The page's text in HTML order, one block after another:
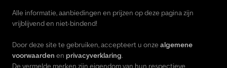
Alle informatie, aanbiedingen en prijzen op deze pagina zijn
vrijblijvend en niet-bindend!
Door deze site te gebruiken, accepteert u onze algemene
voorwaarden en privacyverklaring.
De vermelde merken zijn eigendom van hun respectieve